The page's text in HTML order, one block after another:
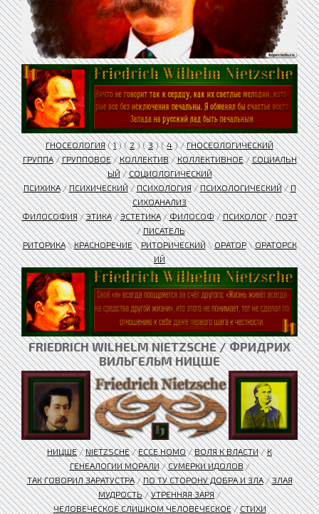
ГНОСЕОЛОГИЯ(1) (2) (3) (4) /ГНОСЕОЛОГИЧЕСКИЙ
ГРУППА/ГРУППОВОЕ/КОЛЛЕКТИВ/КОЛЛЕКТИВНОЕ/СОЦИАЛЬН
ЫЙ/СОЦИОЛОГИЧЕСКИЙ
ПСИХИКА/ПСИХИЧЕСКИЙ/ПСИХОЛОГИЯ/ПСИХОЛОГИЧЕСКИЙ/П
СИХОАНАЛИЗ
ФИЛОСОФИЯ/ЭТИКА/ЭСТЕТИКА/ФИЛОСОФ/ПСИХОЛОГ/ПОЭТ
/ПИСАТЕЛЬ
РИТОРИКА\КРАСНОРЕЧИЕ\РИТОРИЧЕСКИЙ\ОРАТОР\ОРАТОРСК
ИЙ
FRIEDRICH WILHELM NIETZSCHE / ФРИДРИХ
ВИЛЬГЕЛЬМ НИЦШЕ
НИЦШЕ/NIETZSCHE/ЕССЕ HOMO/ВОЛЯ К ВЛАСТИ/К
ГЕНЕАЛОГИИ МОРАЛИ/СУМЕРКИ ИДОЛОВ/
ТАК ГОВОРИЛ ЗАРАТУСТРА/ПО ТУ СТОРОНУ ДОБРА И ЗЛА/ЗЛАЯ
МУДРОСТЬ/УТРЕННЯЯ ЗАРЯ/
ЧЕЛОВЕЧЕСКОЕ СЛИШКОМ ЧЕЛОВЕЧЕСКОЕ/СТИХИ